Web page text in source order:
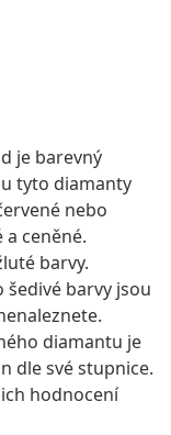
je barevný
tyto diamanty
nebo
ceněné.
barvy.
barvy jsou
diamantu je
dle své stupnice.
hodnocení